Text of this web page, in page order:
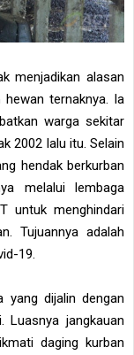
menjadikan alasan
hewan ternaknya. Ia
warga sekitar
2002 lalu itu. Selain
hendak berkurban
melalui lembaga
untuk menghindari
Tujuannya adalah
19.
yang dijalin dengan
Luasnya jangkauan
daging kurban